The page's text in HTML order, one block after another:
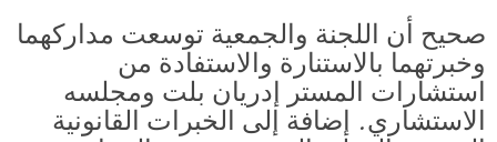
صحيح أن اللجنة والجمعية توسعت مداركهما
وخبرتهما بالاستنارة والاستفادة من
استشارات المستر إدريان بلت ومجلسه
الاستشاري. إضافة إلى الخبرات القانونية